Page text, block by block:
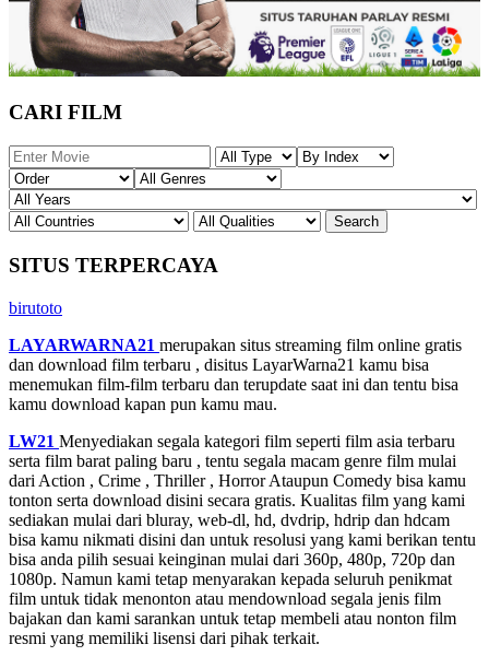
CARI FILM
SITUS TERPERCAYA
birutoto
LAYARWARNA21 merupakan situs streaming film online gratis
dan download film terbaru , disitus LayarWarna21 kamu bisa
menemukan film-film terbaru dan terupdate saat ini dan tentu bisa
kamu download kapan pun kamu mau.
LW21 Menyediakan segala kategori film seperti film asia terbaru
serta film barat paling baru , tentu segala macam genre film mulai
dari Action , Crime , Thriller , Horror Ataupun Comedy bisa kamu
tonton serta download disini secara gratis. Kualitas film yang kami
sediakan mulai dari bluray, web-dl, hd, dvdrip, hdrip dan hdcam
bisa kamu nikmati disini dan untuk resolusi yang kami berikan tentu
bisa anda pilih sesuai keinginan mulai dari 360p, 480p, 720p dan
1080p. Namun kami tetap menyarakan kepada seluruh penikmat
film untuk tidak menonton atau mendownload segala jenis film
bajakan dan kami sarankan untuk tetap membeli atau nonton film
resmi yang memiliki lisensi dari pihak terkait.